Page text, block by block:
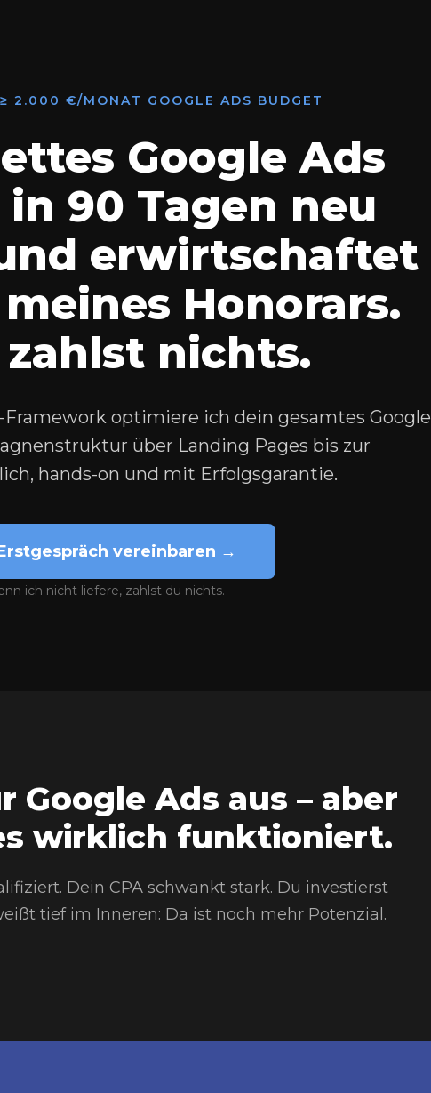
2.000 €/MONAT GOOGLE ADS BUDGET
Google Ads
90 Tagen neu
erwirtschaftet
Honorars.
nichts.
optimiere ich dein gesamtes Google
über Landing Pages bis zur
hands-on und mit Erfolgsgarantie.
vereinbaren →
ich nicht liefere, zahlst du nichts.
Google Ads aus – aber
wirklich funktioniert.
Dein CPA schwankt stark. Du investierst
tief im Inneren: Da ist noch mehr Potenzial.